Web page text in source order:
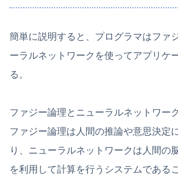
簡単に説明すると、プログラマはファ
ーラルネットワークを使ってアプリケ
る。
ファジー論理とニューラルネットワー
ファジー論理は人間の推論や意思決定
り、ニューラルネットワークは人間の
を利用して計算を行うシステムである